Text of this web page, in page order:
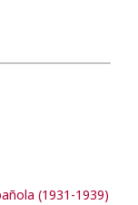
(1931-1939)